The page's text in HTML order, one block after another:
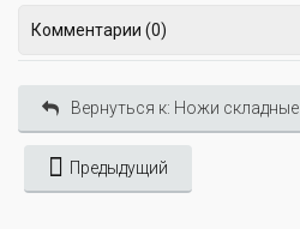
Комментарии (0)
Вернуться к: Ножи складные
Предыдущий